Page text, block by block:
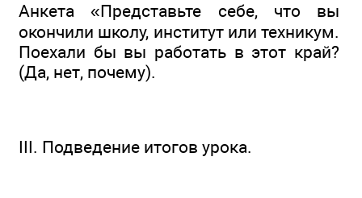
Анкета «Представьте себе, что вы
окончили школу, институт или техникум.
Поехали бы вы работать в этот край?
(Да, нет, почему).
III. Подведение итогов урока.